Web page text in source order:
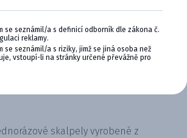
zvířata,
Ovce,
Psi,
skalpely vyrobené z
se seznámil/a s definicí odborník dle zákona č.
reklamy.
se seznámil/a s riziky, jimž se jiná osoba než
vstoupí-li na stránky určené převážně pro